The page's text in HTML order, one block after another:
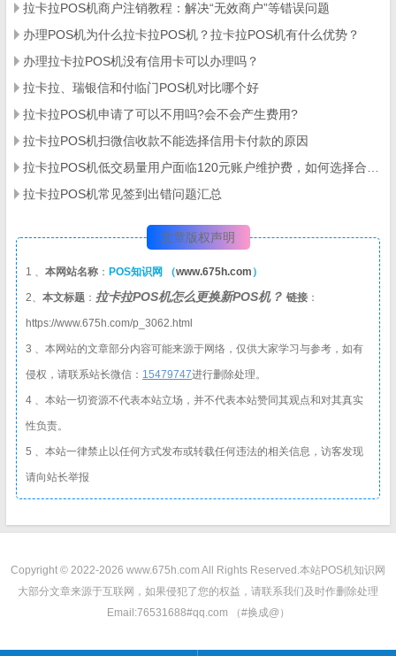
拉卡拉POS机商户注销教程：解决“无效商户”等错误问题
办理POS机为什么拉卡拉POS机？拉卡拉POS机有什么优势？
办理拉卡拉POS机没有信用卡可以办理吗？
拉卡拉、瑞银信和付临门POS机对比哪个好
拉卡拉POS机申请了可以不用吗?会不会产生费用?
拉卡拉POS机扫微信收款不能选择信用卡付款的原因
拉卡拉POS机常见签到出错问题汇总
文章版权声明
1 、 本网站名称 ： POS知识网 （www.675h.com ）
2、 本文标题 ： 拉卡拉POS机怎么更换新POS机？ 链接 ：
https://www.675h.com/p_3062.html
3 、本网站的文章部分内容可能来源于网络，仅供大家学习与参考，如有
侵权，请联系站长微信： 15479747进行删除处理。
4 、本站一切资源不代表本站立场，并不代表本站赞同其观点和对其真实
性负责。
5 、本站一律禁止以任何方式发布或转载任何违法的相关信息，访客发现
请向站长举报
Copyright © 2022-2026 www.675h.com All Rights Reserved.本站POS机知识网
大部分文章来源于互联网，如果侵犯了您的权益，请联系我们及时作删除处理
Email:76531688#qq.com （#换成@）